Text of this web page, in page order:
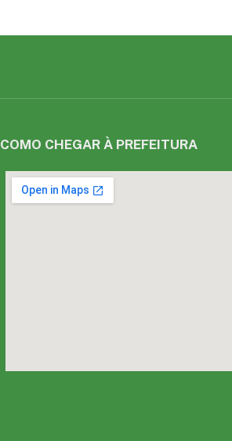
COMO CHEGAR À PREFEITURA